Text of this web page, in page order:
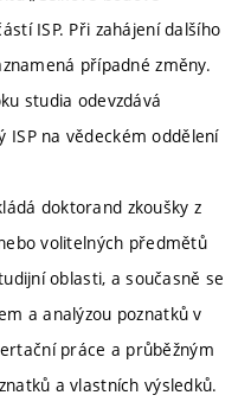
ISP. Při zahájení dalšího
případné změny.
studia odevzdává
na vědeckém oddělení
doktorand zkoušky z
volitelných předmětů
oblasti, a současně se
a analýzou poznatků v
práce a průběžným
a vlastních výsledků.